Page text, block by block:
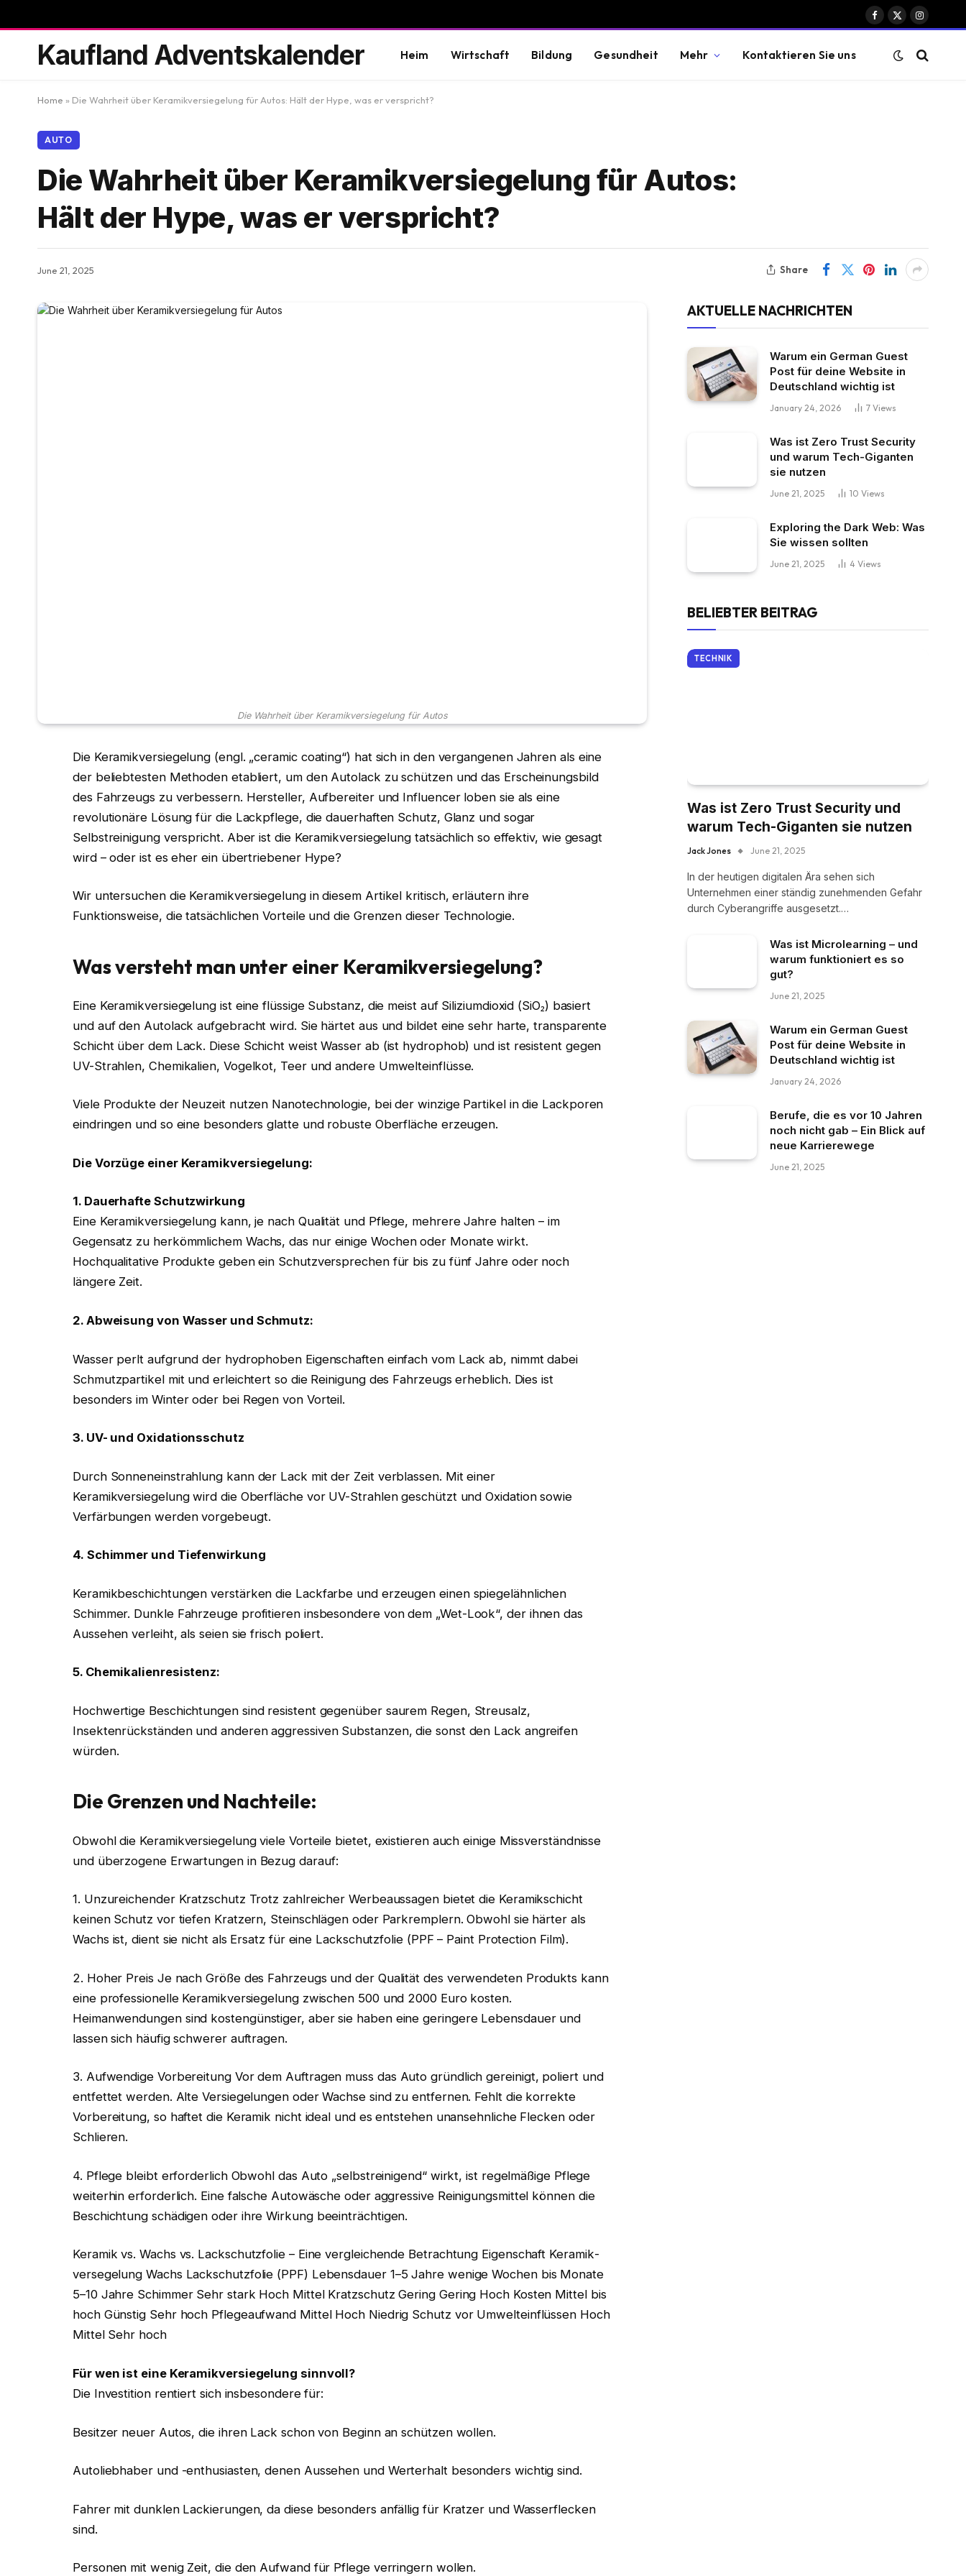
Facebook
X
Instagram
Kaufland Adventskalender Heim Wirtschaft Bildung Gesundheit Mehr Kontaktieren Sie uns
Home » Die Wahrheit über Keramikversiegelung für Autos: Hält der Hype, was er verspricht?
AUTO
Die Wahrheit über Keramikversiegelung für Autos:
Hält der Hype, was er verspricht?
June 21, 2025 Share
Die Wahrheit über Keramikversiegelung für Autos
Die Keramikversiegelung (engl. „ceramic coating“) hat sich in den vergangenen Jahren als eine
der beliebtesten Methoden etabliert, um den Autolack zu schützen und das Erscheinungsbild
des Fahrzeugs zu verbessern. Hersteller, Aufbereiter und Influencer loben sie als eine
revolutionäre Lösung für die Lackpflege, die dauerhaften Schutz, Glanz und sogar
Selbstreinigung verspricht. Aber ist die Keramikversiegelung tatsächlich so effektiv, wie gesagt
wird – oder ist es eher ein übertriebener Hype?
Wir untersuchen die Keramikversiegelung in diesem Artikel kritisch, erläutern ihre
Funktionsweise, die tatsächlichen Vorteile und die Grenzen dieser Technologie.
Was versteht man unter einer Keramikversiegelung?
Eine Keramikversiegelung ist eine flüssige Substanz, die meist auf Siliziumdioxid (SiO₂) basiert
und auf den Autolack aufgebracht wird. Sie härtet aus und bildet eine sehr harte, transparente
Schicht über dem Lack. Diese Schicht weist Wasser ab (ist hydrophob) und ist resistent gegen
UV-Strahlen, Chemikalien, Vogelkot, Teer und andere Umwelteinflüsse.
Viele Produkte der Neuzeit nutzen Nanotechnologie, bei der winzige Partikel in die Lackporen
eindringen und so eine besonders glatte und robuste Oberfläche erzeugen.
Die Vorzüge einer Keramikversiegelung:
1. Dauerhafte Schutzwirkung
Eine Keramikversiegelung kann, je nach Qualität und Pflege, mehrere Jahre halten – im
Gegensatz zu herkömmlichem Wachs, das nur einige Wochen oder Monate wirkt.
Hochqualitative Produkte geben ein Schutzversprechen für bis zu fünf Jahre oder noch
längere Zeit.
2. Abweisung von Wasser und Schmutz:
Wasser perlt aufgrund der hydrophoben Eigenschaften einfach vom Lack ab, nimmt dabei
Schmutzpartikel mit und erleichtert so die Reinigung des Fahrzeugs erheblich. Dies ist
besonders im Winter oder bei Regen von Vorteil.
3. UV- und Oxidationsschutz
Durch Sonneneinstrahlung kann der Lack mit der Zeit verblassen. Mit einer
Keramikversiegelung wird die Oberfläche vor UV-Strahlen geschützt und Oxidation sowie
Verfärbungen werden vorgebeugt.
4. Schimmer und Tiefenwirkung
Keramikbeschichtungen verstärken die Lackfarbe und erzeugen einen spiegelähnlichen
Schimmer. Dunkle Fahrzeuge profitieren insbesondere von dem „Wet-Look“, der ihnen das
Aussehen verleiht, als seien sie frisch poliert.
5. Chemikalienresistenz:
Hochwertige Beschichtungen sind resistent gegenüber saurem Regen, Streusalz,
Insektenrückständen und anderen aggressiven Substanzen, die sonst den Lack angreifen
würden.
Die Grenzen und Nachteile:
Obwohl die Keramikversiegelung viele Vorteile bietet, existieren auch einige Missverständnisse
und überzogene Erwartungen in Bezug darauf:
1. Unzureichender Kratzschutz Trotz zahlreicher Werbeaussagen bietet die Keramikschicht
keinen Schutz vor tiefen Kratzern, Steinschlägen oder Parkremplern. Obwohl sie härter als
Wachs ist, dient sie nicht als Ersatz für eine Lackschutzfolie (PPF – Paint Protection Film).
2. Hoher Preis Je nach Größe des Fahrzeugs und der Qualität des verwendeten Produkts kann
eine professionelle Keramikversiegelung zwischen 500 und 2000 Euro kosten.
Heimanwendungen sind kostengünstiger, aber sie haben eine geringere Lebensdauer und
lassen sich häufig schwerer auftragen.
3. Aufwendige Vorbereitung Vor dem Auftragen muss das Auto gründlich gereinigt, poliert und
entfettet werden. Alte Versiegelungen oder Wachse sind zu entfernen. Fehlt die korrekte
Vorbereitung, so haftet die Keramik nicht ideal und es entstehen unansehnliche Flecken oder
Schlieren.
4. Pflege bleibt erforderlich Obwohl das Auto „selbstreinigend“ wirkt, ist regelmäßige Pflege
weiterhin erforderlich. Eine falsche Autowäsche oder aggressive Reinigungsmittel können die
Beschichtung schädigen oder ihre Wirkung beeinträchtigen.
Keramik vs. Wachs vs. Lackschutzfolie – Eine vergleichende Betrachtung Eigenschaft Kera­mik­
ver­segelung Wachs Lackschutzfolie (PPF) Lebensdauer 1–5 Jahre wenige Wochen bis Monate
5–10 Jahre Schimmer Sehr stark Hoch Mittel Kratzschutz Gering Gering Hoch Kosten Mittel bis
hoch Günstig Sehr hoch Pflegeaufwand Mittel Hoch Niedrig Schutz vor Umwelteinflüssen Hoch
Mittel Sehr hoch
Für wen ist eine Keramikversiegelung sinnvoll?
Die Investition rentiert sich insbesondere für:
Besitzer neuer Autos, die ihren Lack schon von Beginn an schützen wollen.
Autoliebhaber und -enthusiasten, denen Aussehen und Werterhalt besonders wichtig sind.
Fahrer mit dunklen Lackierungen, da diese besonders anfällig für Kratzer und Wasserflecken
sind.
Personen mit wenig Zeit, die den Aufwand für Pflege verringern wollen.
AKTUELLE NACHRICHTEN
Warum ein German Guest
Post für deine Website in
Deutschland wichtig ist
January 24, 2026 7 Views
Was ist Zero Trust Security
und warum Tech-Giganten
sie nutzen
June 21, 2025 10 Views
Exploring the Dark Web: Was
Sie wissen sollten
June 21, 2025 4 Views
BELIEBTER BEITRAG
TECHNIK
Was ist Zero Trust Security und
warum Tech-Giganten sie nutzen
Jack Jones June 21, 2025
In der heutigen digitalen Ära sehen sich
Unternehmen einer ständig zunehmenden Gefahr
durch Cyberangriffe ausgesetzt.…
Was ist Microlearning – und
warum funktioniert es so
gut?
June 21, 2025
Warum ein German Guest
Post für deine Website in
Deutschland wichtig ist
January 24, 2026
Berufe, die es vor 10 Jahren
noch nicht gab – Ein Blick auf
neue Karrierewege
June 21, 2025